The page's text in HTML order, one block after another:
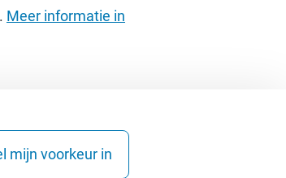
Meer informatie in
mijn voorkeur in
Werken bij de VU